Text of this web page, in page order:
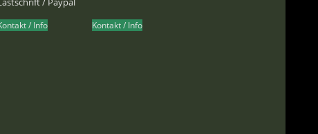
/ Info Kontakt / Info